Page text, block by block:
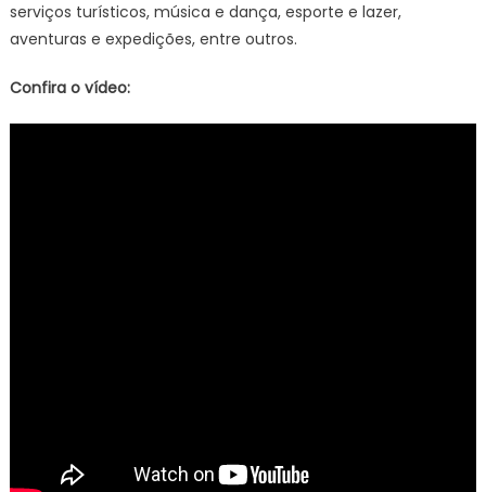
serviços turísticos, música e dança, esporte e lazer,
aventuras e expedições, entre outros.
Confira o vídeo: